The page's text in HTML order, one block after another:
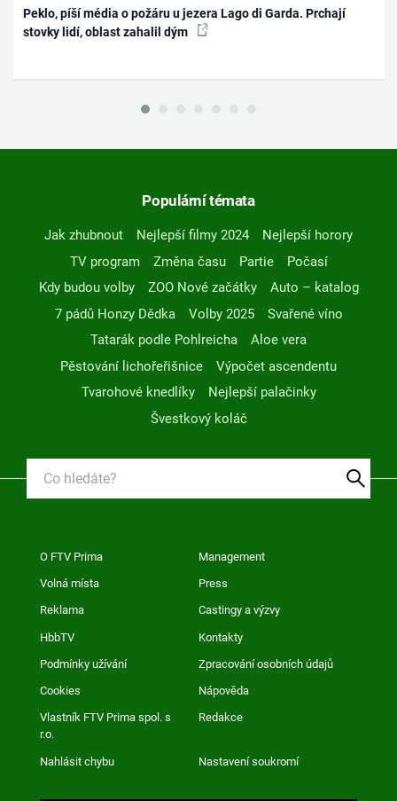
Peklo, píší média o požáru u jezera Lago di Garda. Prchají
stovky lidí, oblast zahalil dým
Populární témata
Jak zhubnout Nejlepší filmy 2024
Nejlepší horory
TV program
Změna času Partie
Počasí
Kdy budou volby
ZOO Nové začátky
Auto – katalog
7 pádů Honzy Dědka
Volby 2025
Svařené víno
Tatarák podle Pohlreicha
Aloe vera
Pěstování lichořeřišnice
Výpočet ascendentu
Tvarohové knedlíky
Nejlepší palačinky
Švestkový koláč
O FTV Prima Management
Volná místa Press
Reklama Castingy a výzvy
HbbTV Kontakty
Podmínky užívání Zpracování osobních údajů
Cookies Nápověda
Vlastník FTV Prima spol. s
r.o.
Redakce
Nahlásit chybu Nastavení soukromí